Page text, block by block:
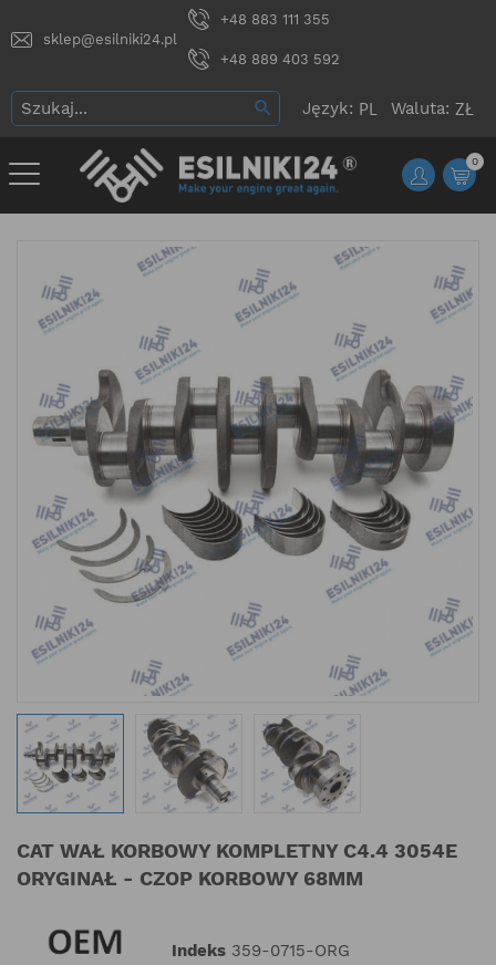
sklep@esilniki24.pl
+48 883 111 355
+48 889 403 592
Język: Waluta:
0
CAT WAŁ KORBOWY KOMPLETNY C4.4 3054E
ORYGINAŁ - CZOP KORBOWY 68MM
Indeks 359-0715-ORG